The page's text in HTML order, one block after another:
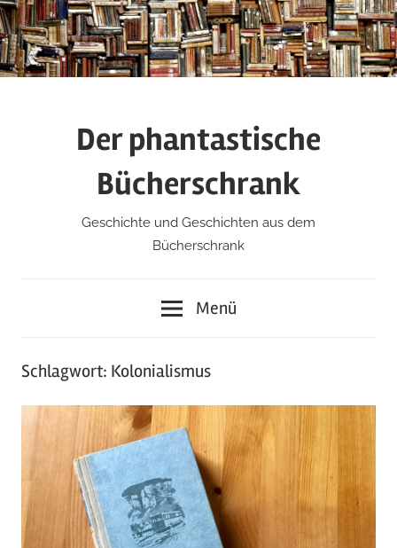
Zum
Inhalt
springen
Der phantastische
Bücherschrank
Geschichte und Geschichten aus dem
Bücherschrank
Menü
Schlagwort: Kolonialismus